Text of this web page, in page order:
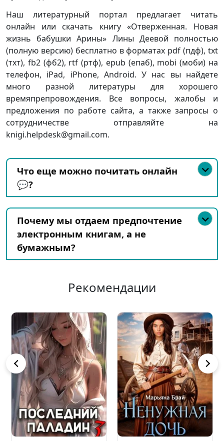
Наш литературный портал предлагает читать
онлайн или скачать книгу «Отверженная. Новая
жизнь бабушки Арины» Лины Деевой полностью
(полную версию) бесплатно в форматах pdf (пдф), txt
(тхт), fb2 (фб2), rtf (ртф), epub (епаб), mobi (моби) на
телефон, iPad, iPhone, Android. У нас вы найдете
много разной литературы для хорошего
времяпрепровождения. Все вопросы, жалобы и
предложения по работе сайта, а также запросы о
сотрудничестве отправляйте на
knigi.helpdesk@gmail.com.
Что еще можно почитать онлайн
💬?
Почему мы отдаем предпочтение
электронным книгам, а не
бумажным?
Рекомендации